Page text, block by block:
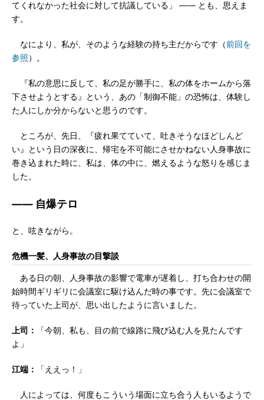
てくれなかった社会に対して抗議している」 ―― とも、思えま
す。
なにより、私が、そのような経験の持ち主だからです（前回を
参照）。
『私の意思に反して、私の足が勝手に、私の体をホームから落
下させようとする』という、あの「制御不能」の恐怖は、体験し
た人にしか分からないと思うのです。
ところが、先日、『疲れ果てていて、吐きそうなほどしんど
い』という日の深夜に、帰宅を不可能にさせかねない人身事故に
巻き込まれた時に、私は、体の中に、燃えるような怒りを感じま
した。
―― 自爆テロ
と、呟きながら。
危機一髪、人身事故の目撃談
ある日の朝、人身事故の影響で電車が遅着し、打ち合わせの開
始時間ギリギリに会議室に駆け込んだ時の事です。先に会議室で
待っていた上司が、思い出したように言いました。
上司：
「今朝、私も、目の前で線路に飛び込む人を見たんです
よ」
江端： 「ええっ！」
人によっては、何度もこういう場面に立ち合う人もいるようで